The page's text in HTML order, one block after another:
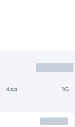
4sa 1G